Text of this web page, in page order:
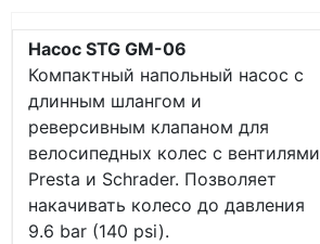
Насос STG GM-06
Компактный напольный насос с
длинным шлангом и
реверсивным клапаном для
велосипедных колес с вентилями
Presta и Schrader. Позволяет
накачивать колесо до давления
9.6 bar (140 psi).